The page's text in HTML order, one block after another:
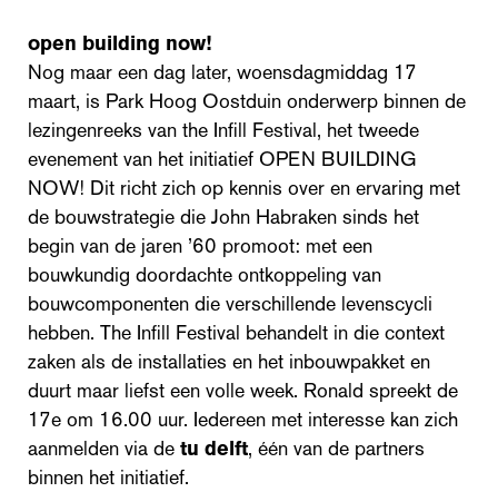
open building now!
Nog maar een dag later, woensdagmiddag 17
maart, is Park Hoog Oostduin onderwerp binnen de
lezingenreeks van the Infill Festival, het tweede
evenement van het initiatief OPEN BUILDING
NOW! Dit richt zich op kennis over en ervaring met
de bouwstrategie die John Habraken sinds het
begin van de jaren ’60 promoot: met een
bouwkundig doordachte ontkoppeling van
bouwcomponenten die verschillende levenscycli
hebben. The Infill Festival behandelt in die context
zaken als de installaties en het inbouwpakket en
duurt maar liefst een volle week. Ronald spreekt de
17e om 16.00 uur. Iedereen met interesse kan zich
aanmelden via de tu delft, één van de partners
binnen het initiatief.